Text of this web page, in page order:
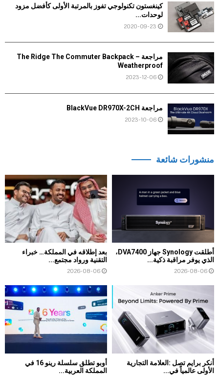
كينغستون تكنولوجي تفوز بالمرتبة الأولى كأفضل مزود
لوحدات...
2020-09-23
مراجعة The Ridge The Commuter Backpack –
Weatherproof
2023-12-06
مراجعة BlackVue DR970X-2CH
2023-10-06
منشورات شائعة
أطلقت Synology جهاز DVA7400،
الذي يوفر مراقبة ذكية...
2026-08-06
بعد إطلاقه في المملكة… خبراء
التقنية ورواد مجتمع...
2026-08-06
أنكر برايم تصل :العلامة التجارية
الأولى عالمياً في...
أوبو تطلق سلسلة رينو 16 في
المملكة العربية...